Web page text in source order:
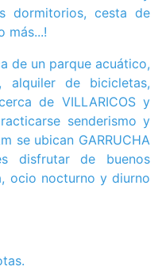
dormitorios, cesta de
más...!
de un parque acuático,
alquiler de bicicletas,
de VILLARICOS y
senderismo y
se ubican GARRUCHA
disfrutar de buenos
ocio nocturno y diurno